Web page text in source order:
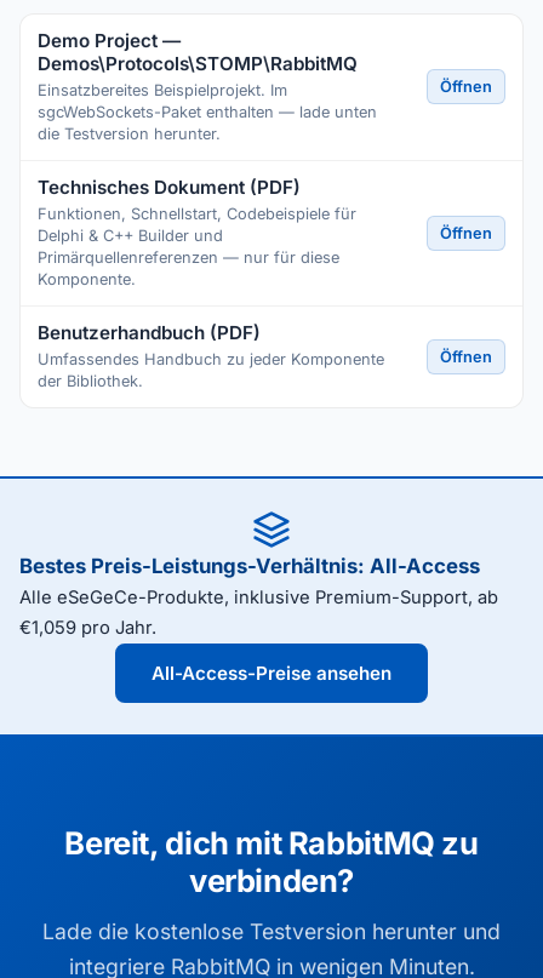
Demo Project —
Demos\Protocols\STOMP\RabbitMQ
Einsatzbereites Beispielprojekt. Im
sgcWebSockets-Paket enthalten — lade unten
die Testversion herunter.
Öffnen
Technisches Dokument (PDF)
Funktionen, Schnellstart, Codebeispiele für
Delphi & C++ Builder und
Primärquellenreferenzen — nur für diese
Komponente.
Öffnen
Benutzerhandbuch (PDF)
Umfassendes Handbuch zu jeder Komponente
der Bibliothek.
Öffnen
Bestes Preis-Leistungs-Verhältnis: All-Access
Alle eSeGeCe-Produkte, inklusive Premium-Support, ab
€1,059 pro Jahr.
All-Access-Preise ansehen
Bereit, dich mit RabbitMQ zu
verbinden?
Lade die kostenlose Testversion herunter und
integriere RabbitMQ in wenigen Minuten.